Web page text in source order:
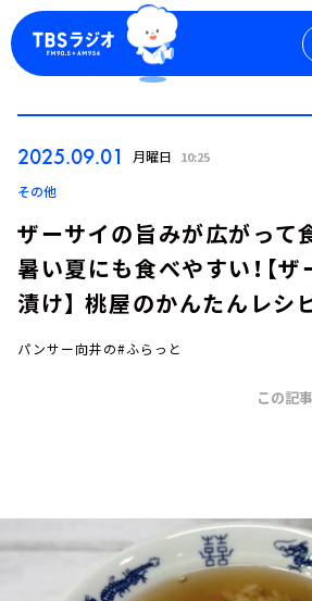
イベント・グッズ
YouTube
会社情報
2025.09.01 月曜日 10:25
その他
ザーサイの旨みが広がって
暑い夏にも食べやすい！【
漬け】 桃屋のかんたんレシ
パンサー向井の#ふらっと
この記